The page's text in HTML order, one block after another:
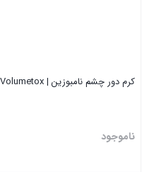
کرم دور چشم نامبوزین | Numbuzin NMN Retinol Volumetox
ناموجود